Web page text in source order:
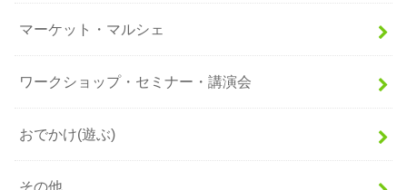
マーケット・マルシェ
ワークショップ・セミナー・講演会
おでかけ(遊ぶ)
その他